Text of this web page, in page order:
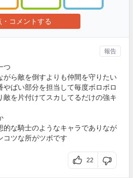
・コメントする
つ
がら敵を倒すよりも仲間を守りたい
ばい部分を担当して毎度ボロボロ
敵を片付けてスカしてるだけの強キ
的な騎士のようなキャラでありなが
コツな所がツボです
22
報告